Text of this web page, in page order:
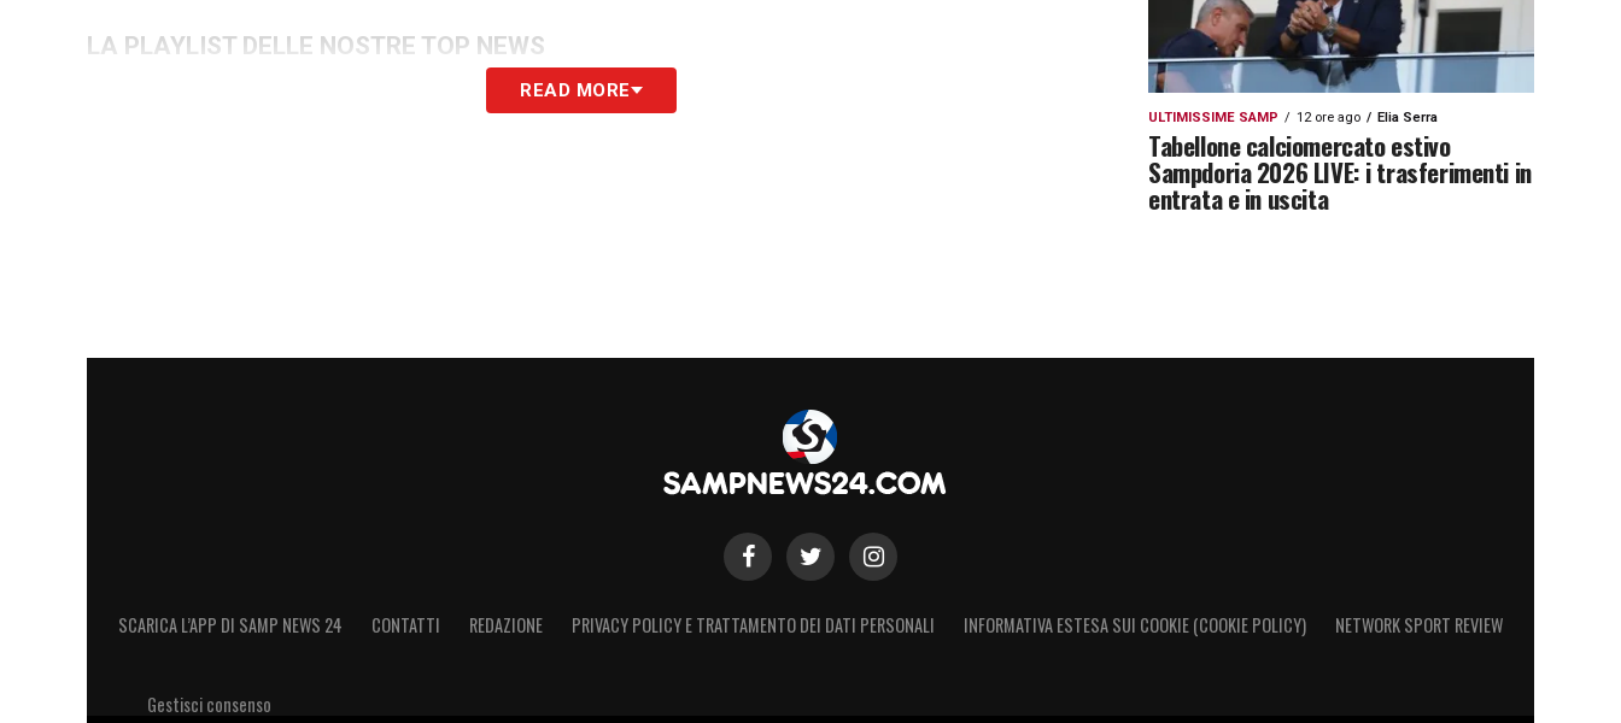
LA PLAYLIST DELLE NOSTRE TOP NEWS
READ MORE
ULTIMISSIME SAMP 12 ore ago Elia Serra
Tabellone calciomercato estivo
Sampdoria 2026 LIVE: i trasferimenti in
entrata e in uscita
SCARICA L’APP DI SAMP NEWS 24 CONTATTI REDAZIONE PRIVACY POLICY E TRATTAMENTO DEI DATI PERSONALI INFORMATIVA ESTESA SUI COOKIE (COOKIE POLICY) NETWORK SPORT REVIEW
Gestisci consenso